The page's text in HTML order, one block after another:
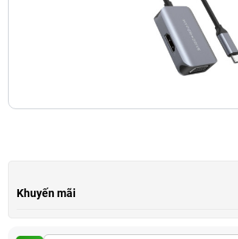
Khuyến mãi